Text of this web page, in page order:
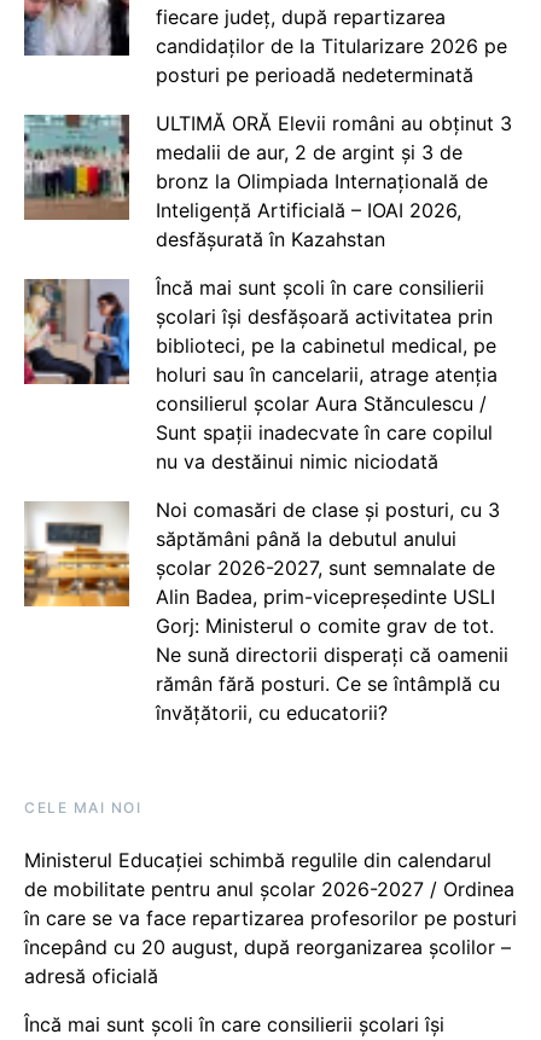
fiecare județ, după repartizarea
candidaților de la Titularizare 2026 pe
posturi pe perioadă nedeterminată
ULTIMĂ ORĂ Elevii români au obținut 3
medalii de aur, 2 de argint și 3 de
bronz la Olimpiada Internațională de
Inteligență Artificială – IOAI 2026,
desfășurată în Kazahstan
Încă mai sunt școli în care consilierii
școlari își desfășoară activitatea prin
biblioteci, pe la cabinetul medical, pe
holuri sau în cancelarii, atrage atenția
consilierul școlar Aura Stănculescu /
Sunt spații inadecvate în care copilul
nu va destăinui nimic niciodată
Noi comasări de clase și posturi, cu 3
săptămâni până la debutul anului
școlar 2026-2027, sunt semnalate de
Alin Badea, prim-vicepreședinte USLI
Gorj: Ministerul o comite grav de tot.
Ne sună directorii disperați că oamenii
rămân fără posturi. Ce se întâmplă cu
învățătorii, cu educatorii?
CELE MAI NOI
Ministerul Educației schimbă regulile din calendarul
de mobilitate pentru anul școlar 2026-2027 / Ordinea
în care se va face repartizarea profesorilor pe posturi
începând cu 20 august, după reorganizarea școlilor –
adresă oficială
Încă mai sunt școli în care consilierii școlari își